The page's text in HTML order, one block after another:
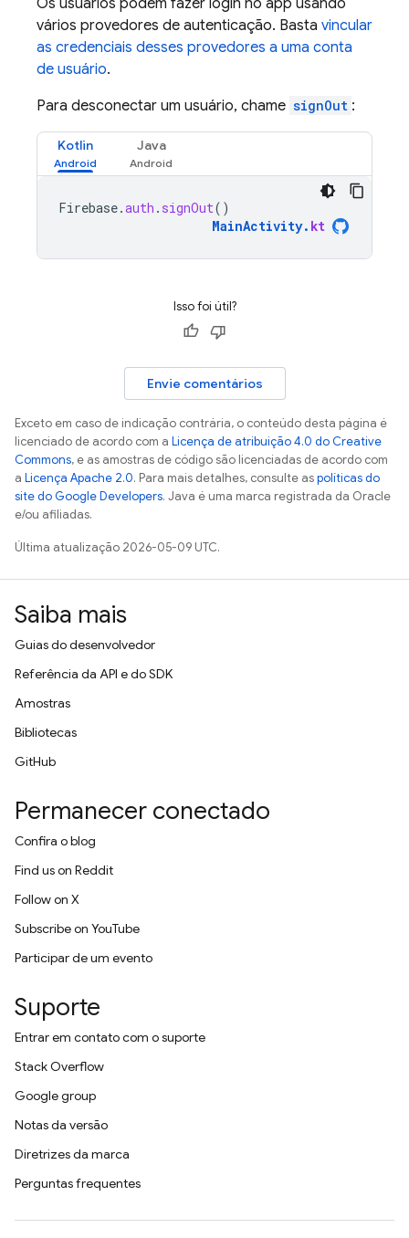
Os usuários podem fazer login no app usando
vários provedores de autenticação. Basta vincular
as credenciais desses provedores a uma conta
de usuário.
Para desconectar um usuário, chame signOut :
Kotlin Java
Firebase.auth . signOut()
MainActivity. kt
Isso foi útil?
Envie comentários
Exceto em caso de indicação contrária, o conteúdo desta página é
licenciado de acordo com a Licença de atribuição 4.0 do Creative
Commons, e as amostras de código são licenciadas de acordo com
a Licença Apache 2.0. Para mais detalhes, consulte aspolíticas do
site do Google Developers. Java é uma marca registrada da Oracle
e/ou afiliadas.
Última atualização 2026-05-09 UTC.
Saiba mais
Guias do desenvolvedor
Referência da API e do SDK
Amostras
Bibliotecas
GitHub
Permanecer conectado
Confira o blog
Find us on Reddit
Follow on X
Subscribe on YouTube
Participar de um evento
Suporte
Entrar em contato com o suporte
Stack Overflow
Google group
Notas da versão
Diretrizes da marca
Perguntas frequentes